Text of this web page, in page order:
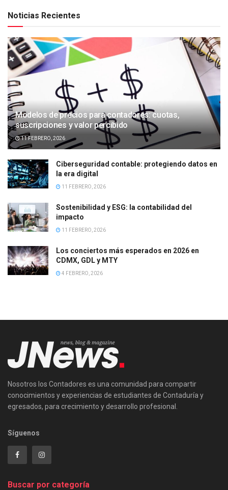
Noticias Recientes
Modelos de precios para contadores: cuotas,
suscripciones y valor percibido
11 FEBRERO, 2026
Ciberseguridad contable: protegiendo datos en
la era digital
11 FEBRERO, 2026
Sostenibilidad y ESG: la contabilidad del
impacto
11 FEBRERO, 2026
Los conciertos más esperados en 2026 en
CDMX, GDL y MTY
4 FEBRERO, 2026
Nosotros los Contadores es una comunidad para compartir
conocimientos y experiencias de estudiantes de Contaduría y
egresados, para crecimiento y desarrollo profesional.
Síguenos
Buscar por categoría